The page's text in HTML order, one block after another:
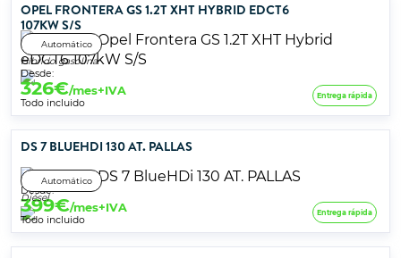
OPEL FRONTERA GS 1.2T XHT HYBRID EDCT6
107KW S/S
Automático
Híbrido gasolina
Desde:
326€/mes+IVA
Todo incluido
Entrega rápida
DS 7 BLUEHDI 130 AT. PALLAS
Automático
Diésel
Desde:
399€/mes+IVA
Todo incluido
Entrega rápida